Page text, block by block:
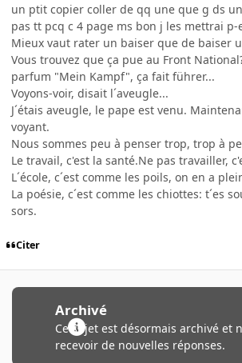
un ptit copier coller de qq une que g ds
pas tt pcq c 4 page ms bon j les mettrai
Mieux vaut rater un baiser que de baiser
Vous trouvez que ça pue au Front
parfum "Mein Kampf", ça fait führer...
Voyons-voir, disait l´aveugle...
J´étais aveugle, le pape est venu.
voyant.
Nous sommes peu à penser trop, trop à
Le travail, c'est la santé.Ne pas travailler,
L´école, c´est comme les poils, on en a
La poésie, c´est comme les chiottes: t´es
sors.
Citer
Archivé
Ce sujet est désormais archivé et
recevoir de nouvelles réponses.